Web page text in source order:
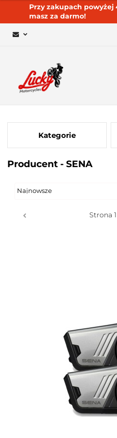
Przy zakupach powyżej
masz za darmo!
Kategorie
Producent - SENA